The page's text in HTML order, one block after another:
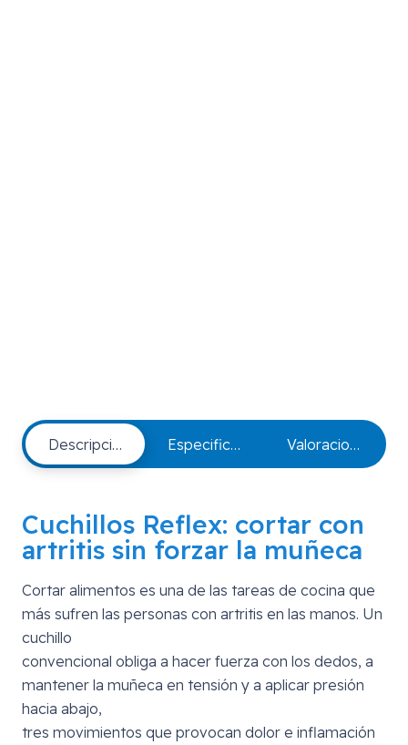
Descripción de productoEspecificaciones Valoraciones
Cuchillos Reflex: cortar con
artritis sin forzar la muñeca
Cortar alimentos es una de las tareas de cocina que
más sufren las personas con artritis en las manos. Un
cuchillo
convencional obliga a hacer fuerza con los dedos, a
mantener la muñeca en tensión y a aplicar presión
hacia abajo,
tres movimientos que provocan dolor e inflamación